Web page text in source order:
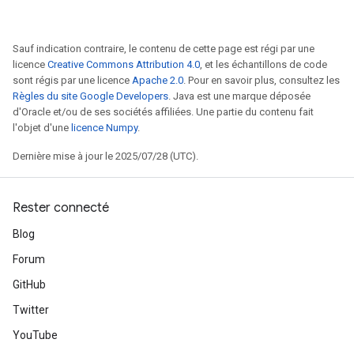
Sauf indication contraire, le contenu de cette page est régi par une
licence Creative Commons Attribution 4.0, et les échantillons de code
sont régis par une licence Apache 2.0. Pour en savoir plus, consultez les
Règles du site Google Developers. Java est une marque déposée
d'Oracle et/ou de ses sociétés affiliées. Une partie du contenu fait
l'objet d'une licence Numpy.
Dernière mise à jour le 2025/07/28 (UTC).
Rester connecté
Blog
Forum
GitHub
Twitter
YouTube